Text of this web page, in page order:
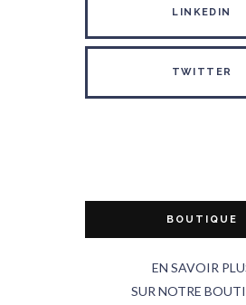
LINKEDIN
TWITTER
BOUTIQUE
EN SAVOIR
SUR NOTRE